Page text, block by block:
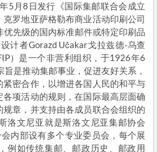
5月8日发行《国际集邮联合会成立
罗地亚萨格勒布商业活动印刷公司
优先级的国内标准邮件或特定印刷品
计者Gorazd Učakar戈拉兹德·乌查
）是一个非营利组织，于1926年6
是推动集邮事业，促进友好关系，
密合作，以增进各国人民的和平与
项活动的规则，在国际最高层面确
章，并支持由各成员联合会组织的
洛文尼亚就是斯洛文尼亚集邮协会
会内部设有多个专业委员会，每个展
例如传统集邮、邮政历史、邮政用